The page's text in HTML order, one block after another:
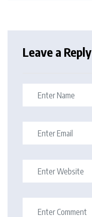
Leave a Reply